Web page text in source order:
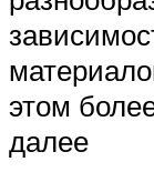
этом
далее